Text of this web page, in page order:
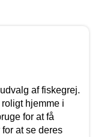
af fiskegrej.
hjemme i
for at få
at se deres